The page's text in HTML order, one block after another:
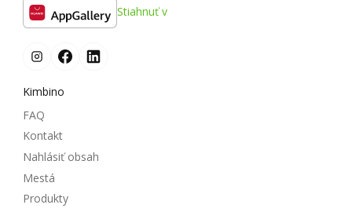
Stiahnuť v
Kimbino
FAQ
Kontakt
Nahlásiť obsah
Mestá
Produkty